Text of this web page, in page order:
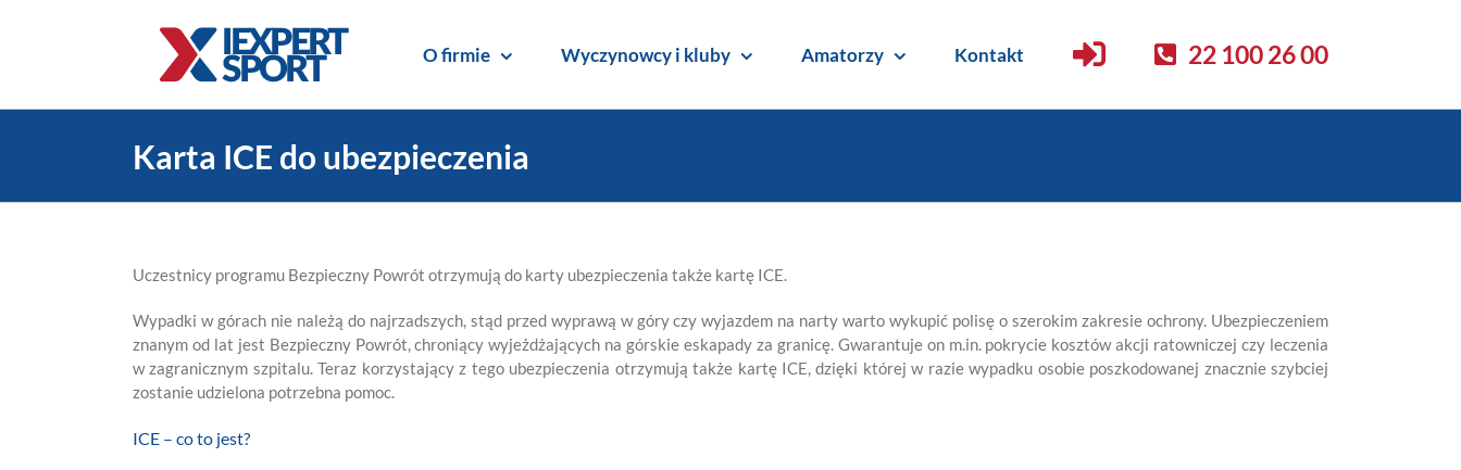
O firmie Wyczynowcy i kluby Amatorzy Kontakt 22 100 26 00
Karta ICE do ubezpieczenia
Uczestnicy programu Bezpieczny Powrót otrzymują do karty ubezpieczenia także kartę ICE.
Wypadki w górach nie należą do najrzadszych, stąd przed wyprawą w góry czy wyjazdem na narty warto wykupić polisę o szerokim zakresie ochrony. Ubezpieczeniem
znanym od lat jest Bezpieczny Powrót, chroniący wyjeżdżających na górskie eskapady za granicę. Gwarantuje on m.in. pokrycie kosztów akcji ratowniczej czy leczenia
w zagranicznym szpitalu. Teraz korzystający z tego ubezpieczenia otrzymują także kartę ICE, dzięki której w razie wypadku osobie poszkodowanej znacznie szybciej
zostanie udzielona potrzebna pomoc.
ICE – co to jest?